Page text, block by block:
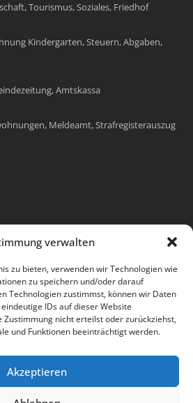
verwalten
zu bieten, verwenden wir Technologien wie
zu speichern und/oder darauf
Technologien zustimmst, können wir Daten
IDs auf dieser Website
Zustimmung nicht erteilst oder zurückziehst,
und Funktionen beeinträchtigt werden.
Akzeptieren
Tourismus, Soziales, Friedhof
Kindergarten, Steuern, Abgaben,
Amtskassa
Meldeamt, Strafregisterauszug
14.00 – 18.00 Uhr